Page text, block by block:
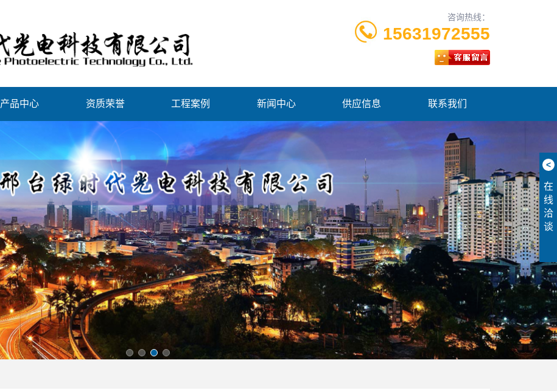
咨询热线：
15631972555
产品中心 资质荣誉 工程案例 新闻中心 供应信息 联系我们
<
在
线
洽
谈